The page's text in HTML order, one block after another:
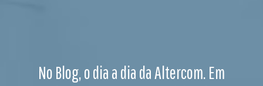
No Blog, o dia a dia da Altercom. Em